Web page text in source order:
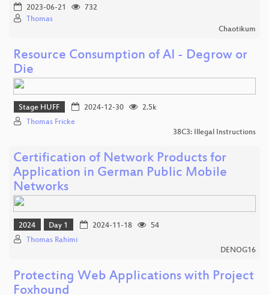
2023-06-21
732
Thomas
Chaotikum
Resource Consumption of AI - Degrow or
Die
Stage HUFF 2024-12-30
2.5k
Thomas Fricke
38C3: Illegal Instructions
Certification of Network Products for
Application in German Public Mobile
Networks
2024 Day 1 2024-11-18
54
Thomas Rahimi
DENOG16
Protecting Web Applications with Project
Foxhound